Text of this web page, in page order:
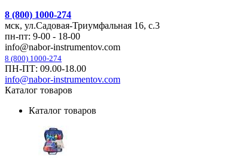
8 (800) 1000-274
мск, ул.Садовая-Триумфальная 16, с.3
пн-пт: 9-00 - 18-00
info@nabor-instrumentov.com
8 (800) 1000-274
ПН-ПТ: 09.00-18.00
info@nabor-instrumentov.com
Каталог товаров
Каталог товаров